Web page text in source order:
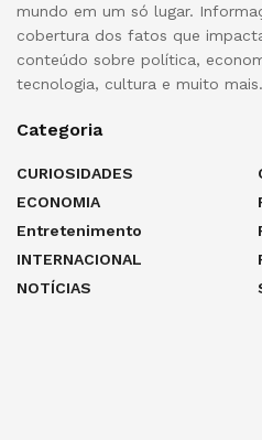
mundo em um só lugar.
cobertura dos fatos que
conteúdo sobre política,
tecnologia, cultura e muito mais.
Categoria
CURIOSIDADES
ECONOMIA
Entretenimento
INTERNACIONAL
NOTÍCIAS